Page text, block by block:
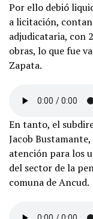
Por ello debió
a licitación,
adjudicataria, con
obras, lo que fue
Zapata.
En tanto, el
Jacob
atención para los
del sector de la
comuna de Ancud.